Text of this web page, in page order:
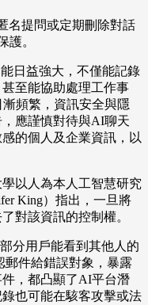
名提問或定期刪除對話
護。
日益強大，不僅能記錄
至能協助處理工作事
頻繁，資訊安全與隱
應謹慎對待與AI聊天
的個人及企業資訊，以
以人為本人工智慧研究
King）指出，一旦將
對該資訊的控制權。
分用戶能看到其他人的
郵件給錯誤對象，暴露
，都凸顯了AI平台潛
也可能在駭客攻擊或法